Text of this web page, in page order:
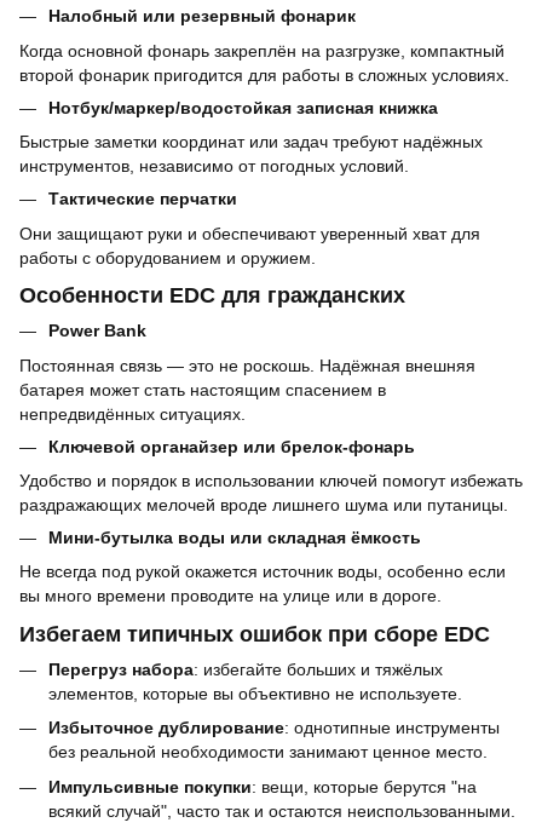
Налобный или резервный фонарик
Когда основной фонарь закреплён на разгрузке, компактный
второй фонарик пригодится для работы в сложных условиях.
Нотбук/маркер/водостойкая записная книжка
Быстрые заметки координат или задач требуют надёжных
инструментов, независимо от погодных условий.
Тактические перчатки
Они защищают руки и обеспечивают уверенный хват для
работы с оборудованием и оружием.
Особенности EDC для гражданских
Power Bank
Постоянная связь — это не роскошь. Надёжная внешняя
батарея может стать настоящим спасением в
непредвидённых ситуациях.
Ключевой органайзер или брелок-фонарь
Удобство и порядок в использовании ключей помогут избежать
раздражающих мелочей вроде лишнего шума или путаницы.
Мини-бутылка воды или складная ёмкость
Не всегда под рукой окажется источник воды, особенно если
вы много времени проводите на улице или в дороге.
Избегаем типичных ошибок при сборе EDC
Перегруз набора: избегайте больших и тяжёлых
элементов, которые вы объективно не используете.
Избыточное дублирование: однотипные инструменты
без реальной необходимости занимают ценное место.
Импульсивные покупки: вещи, которые берутся "на
всякий случай", часто так и остаются неиспользованными.